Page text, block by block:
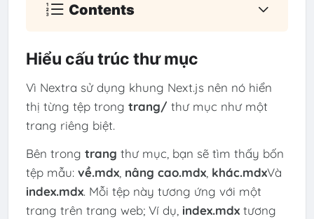
Contents
Hiểu cấu trúc thư mục
Vì Nextra sử dụng khung Next.js nên nó hiển
thị từng tệp trong trang/ thư mục như một
trang riêng biệt.
Bên trong trang thư mục, bạn sẽ tìm thấy bốn
tệp mẫu: về.mdx, nâng cao.mdx, khác.mdxVà
index.mdx. Mỗi tệp này tương ứng với một
trang trên trang web; Ví dụ, index.mdxtương